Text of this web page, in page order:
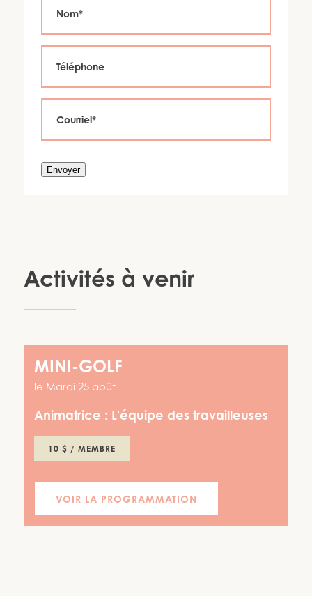
Envoyer
Activités à venir
MINI-GOLF
le Mardi 25 août
Animatrice : L'équipe des travailleuses
10 $ / MEMBRE
VOIR LA PROGRAMMATION